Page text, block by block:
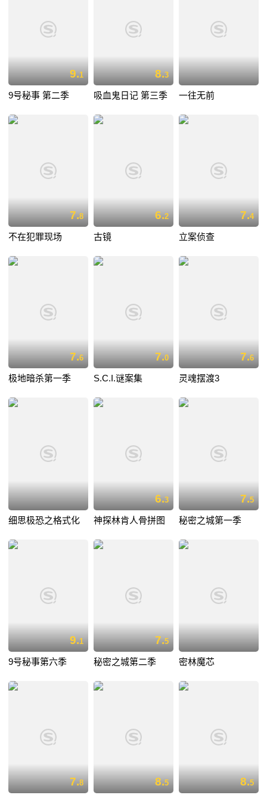
9.1
9号秘事 第二季
8.3
吸血鬼日记 第三季 一往无前
7.8
不在犯罪现场
6.2
古镜
7.4
立案侦查
7.6
极地暗杀第一季
7.0
S.C.I.谜案集
7.6
灵魂摆渡3
细思极恐之格式化
6.3
神探林肯人骨拼图
7.5
秘密之城第一季
9.1
9号秘事第六季
7.5
秘密之城第二季 密林魔芯
7.8 8.5 8.5